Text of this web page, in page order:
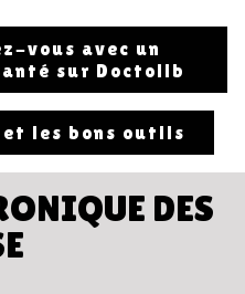
vous avec un
sur Doctolib
les bons outils
DES